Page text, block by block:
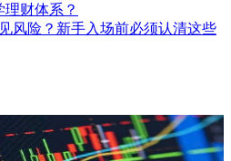
财体系？
风险？新手入场前必须认清这些